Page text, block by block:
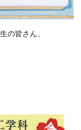
の皆さん、